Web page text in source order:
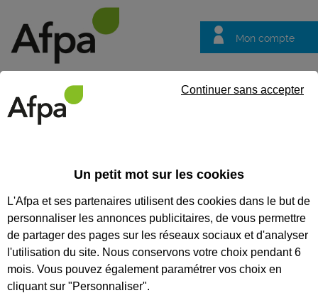
Mon compte
questions
LES OFFRES D’EMPLOI EN
ALTERNANCE
84 % des jeunes souhaitant suivre une formation en
alternance trouvent la recherche d'une entreprise difficile et
pour 62 % cette recherche est même stressante. Parce
que le choix de votre entreprise est crucial pour réussir
votre formation en alternance, nous vous proposons des
Un petit mot sur les cookies
L'Afpa et ses partenaires utilisent des cookies dans le but de
personnaliser les annonces publicitaires, de vous permettre
de partager des pages sur les réseaux sociaux et d'analyser
l'utilisation du site. Nous conservons votre choix pendant 6
mois. Vous pouvez également paramétrer vos choix en
cliquant sur "Personnaliser".
Continuer sans accepter